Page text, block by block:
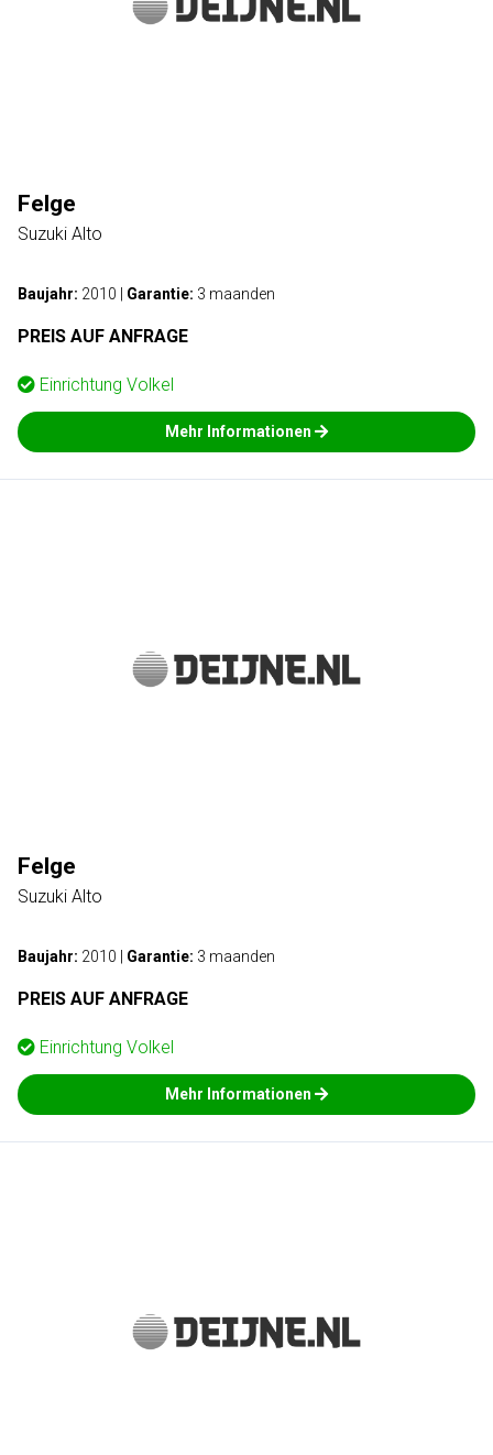
Felge
Suzuki Alto
Baujahr: 2010 Garantie: 3 maanden
PREIS AUF ANFRAGE
Einrichtung Volkel
Mehr Informationen
Felge
Suzuki Alto
Baujahr: 2010 Garantie: 3 maanden
PREIS AUF ANFRAGE
Einrichtung Volkel
Mehr Informationen